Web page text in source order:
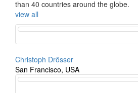
than 40 countries around the globe.
view all
Christoph Drösser
San Francisco, USA